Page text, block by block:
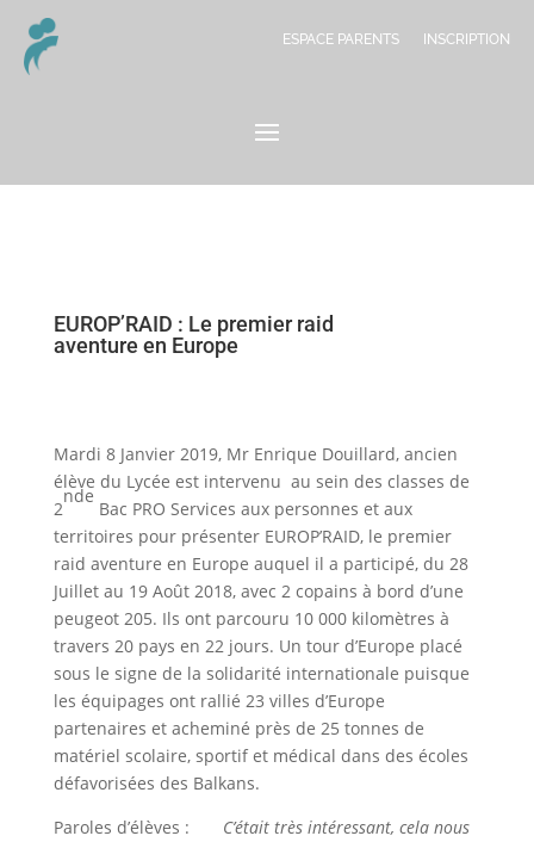
ESPACE PARENTS INSCRIPTION
EUROP’RAID : Le premier raid
aventure en Europe
Mardi 8 Janvier 2019, Mr Enrique Douillard, ancien
élève du Lycée est intervenu au sein des classes de
2
nde
Bac PRO Services aux personnes et aux
territoires pour présenter EUROP’RAID, le premier
raid aventure en Europe auquel il a participé, du 28
Juillet au 19 Août 2018, avec 2 copains à bord d’une
peugeot 205. Ils ont parcouru 10 000 kilomètres à
travers 20 pays en 22 jours. Un tour d’Europe placé
sous le signe de la solidarité internationale puisque
les équipages ont rallié 23 villes d’Europe
partenaires et acheminé près de 25 tonnes de
matériel scolaire, sportif et médical dans des écoles
défavorisées des Balkans.
Paroles d’élèves : C’était très intéressant, cela nous